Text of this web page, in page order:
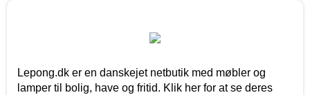
Lepong.dk er en danskejet netbutik med møbler og
lamper til bolig, have og fritid. Klik her for at se deres